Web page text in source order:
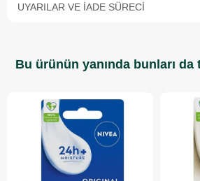
UYARILAR VE İADE SÜRECI
Bu ürünün yanında bunları